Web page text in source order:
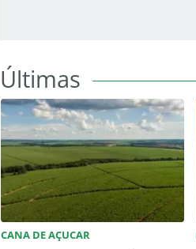
Últimas
CANA DE AÇUCAR